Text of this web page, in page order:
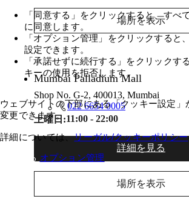
場所を表示​
Mumbai Palladium Mall
Shop No. G-2, 400013, Mumbai
022 6654 0005
土曜日:11:00 - 22:00
詳細を見る​
場所を表示​
「同意する」をクリックすると、すべ
に同意します。
「オプション管理」をクリックすると
設定できます。
「承諾せずに続行する」をクリックす
キーの使用を拒否します。
ウェブサイトの下部にある「クッキー設定」
変更できます。
詳細については、リーガル/クッキーポリシー
同意する オプション管理